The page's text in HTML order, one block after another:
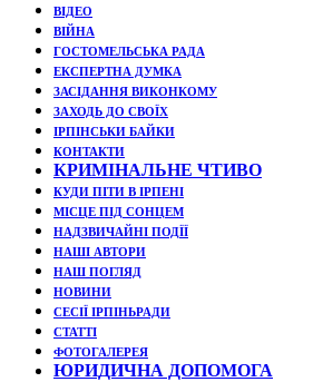
ВІДЕО
ВІЙНА
ГОСТОМЕЛЬСЬКА РАДА
ЕКСПЕРТНА ДУМКА
ЗАСІДАННЯ ВИКОНКОМУ
ЗАХОДЬ ДО СВОЇХ
ІРПІНСЬКИ БАЙКИ
КОНТАКТИ
КРИМІНАЛЬНЕ ЧТИВО
КУДИ ПІТИ В ІРПЕНІ
МІСЦЕ ПІД СОНЦЕМ
НАДЗВИЧАЙНІ ПОДЇЇ
НАШІ АВТОРИ
НАШ ПОГЛЯД
НОВИНИ
СЕСІЇ ІРПІНЬРАДИ
СТАТТІ
ФОТОГАЛЕРЕЯ
ЮРИДИЧНА ДОПОМОГА